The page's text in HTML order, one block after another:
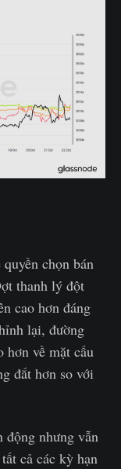
chọn bán
thanh lý đột
cao hơn đáng
lại, đường
hơn về mặt cấu
đắt hơn so với
động nhưng vẫn
cả các kỳ hạn